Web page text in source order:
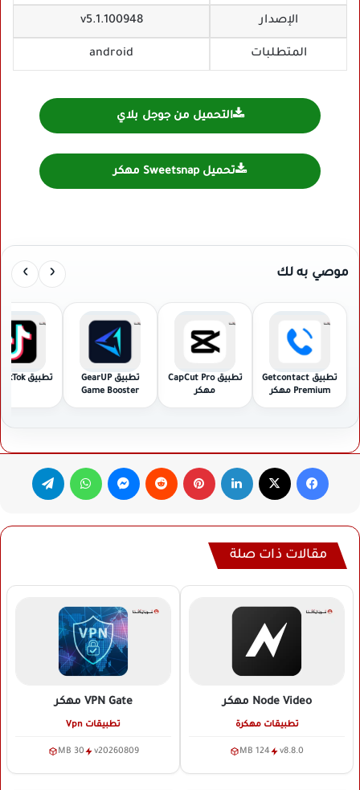
الإصدار v5.1.100948
المتطلبات android
التحميل من جوجل بلاي
تحميل Sweetsnap مهكر
موصي به لك ‹
›
تطبيق Getcontact
Premium مهكر
تطبيق CapCut Pro
مهكر
تطبيق GearUP
Game Booster
تطبيق TikTok مهكر
فيسبوك لينكدإن بينتيريست ماسنجر واتساب
مقالات ذات صلة
Node Video مهكر
تطبيقات مهكرة
v8.8.0
124 MB
VPN Gate مهكر
تطبيقات Vpn
v20260809
30 MB